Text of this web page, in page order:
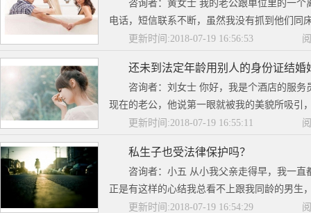
咨询者：黄女士 我的老公跟单位里的一
电话，短信联系不断，虽然我没有抓到他们同
更新时间:2018-07-19 16:56:53
还未到法定年龄用别人的身份证结婚
咨询者：刘女士 你好，我是个酒店的服
现在的老公，他说第一眼就被我的美貌所吸引
更新时间:2018-07-19 16:55:11
私生子也受法律保护吗？
咨询者：小五 从小我父亲走得早，我一
正是有这样的心结我总看不上跟我同龄的男生
更新时间:2018-07-19 16:54:29